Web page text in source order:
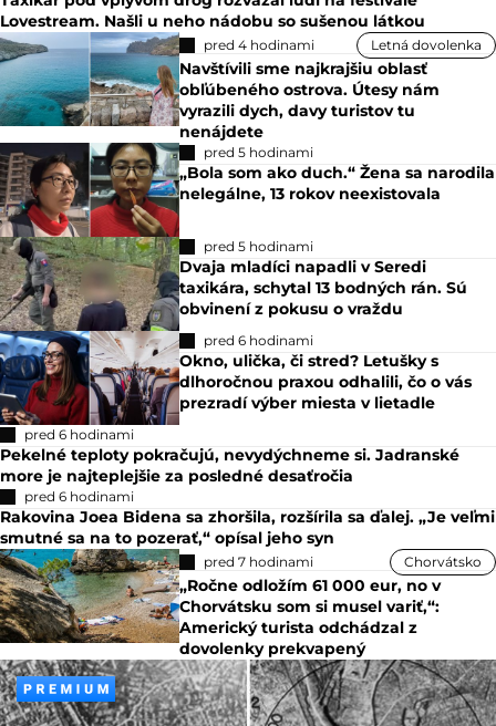
Lovestream. Našli u neho nádobu so sušenou látkou
pred 4 hodinami Letná dovolenka
Navštívili sme najkrajšiu oblasť
obľúbeného ostrova. Útesy nám
vyrazili dych, davy turistov tu
nenájdete
pred 5 hodinami
„Bola som ako duch.“ Žena sa narodila
nelegálne, 13 rokov neexistovala
pred 5 hodinami
Dvaja mladíci napadli v Seredi
taxikára, schytal 13 bodných rán. Sú
obvinení z pokusu o vraždu
pred 6 hodinami
Okno, ulička, či stred? Letušky s
dlhoročnou praxou odhalili, čo o vás
prezradí výber miesta v lietadle
pred 6 hodinami
Pekelné teploty pokračujú, nevydýchneme si. Jadranské
more je najteplejšie za posledné desaťročia
pred 6 hodinami
Rakovina Joea Bidena sa zhoršila, rozšírila sa ďalej. „Je veľmi
smutné sa na to pozerať,“ opísal jeho syn
pred 7 hodinami Chorvátsko
„Ročne odložím 61 000 eur, no v
Chorvátsku som si musel variť,“:
Americký turista odchádzal z
dovolenky prekvapený